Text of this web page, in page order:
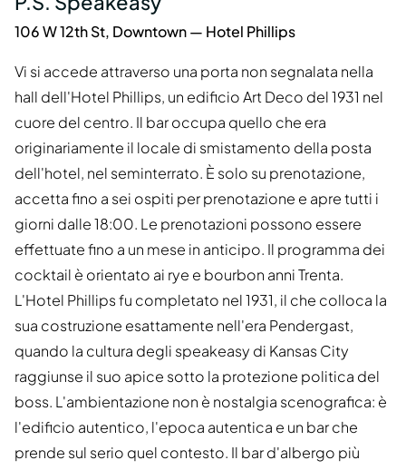
106 W 12th St, Downtown — Hotel Phillips
Vi si accede attraverso una porta non segnalata nella
hall dell'Hotel Phillips, un edificio Art Deco del 1931 nel
cuore del centro. Il bar occupa quello che era
originariamente il locale di smistamento della posta
dell'hotel, nel seminterrato. È solo su prenotazione,
accetta fino a sei ospiti per prenotazione e apre tutti i
giorni dalle 18:00. Le prenotazioni possono essere
effettuate fino a un mese in anticipo. Il programma dei
cocktail è orientato ai rye e bourbon anni Trenta.
L'Hotel Phillips fu completato nel 1931, il che colloca la
sua costruzione esattamente nell'era Pendergast,
quando la cultura degli speakeasy di Kansas City
raggiunse il suo apice sotto la protezione politica del
boss. L'ambientazione non è nostalgia scenografica: è
l'edificio autentico, l'epoca autentica e un bar che
prende sul serio quel contesto. Il bar d'albergo più